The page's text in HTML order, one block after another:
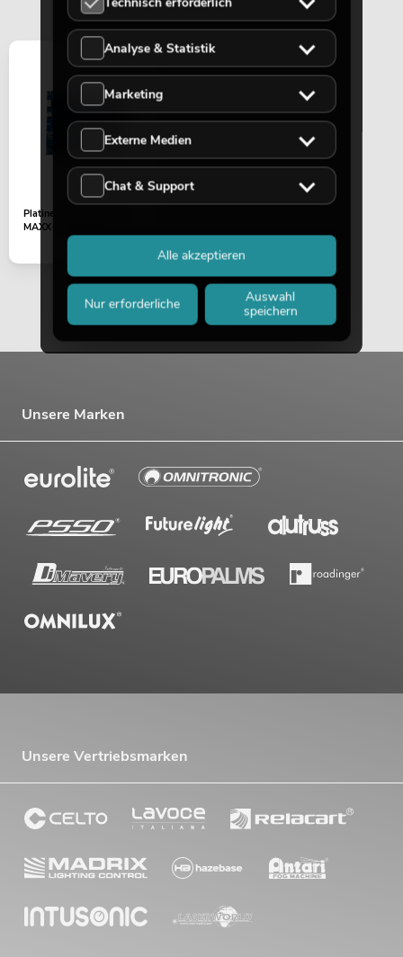
Platine (Vorverstärker)
MAXX-1206DSP 2.1
Unsere Marken
Unsere Vertriebsmarken
Analyse & Statistik
Marketing
Externe Medien
Chat & Support
Nur erforderliche
Auswahl
speichern
Alle akzeptieren